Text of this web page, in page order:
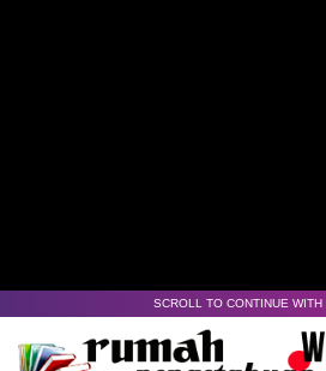
SCROLL TO CONTINUE WITH